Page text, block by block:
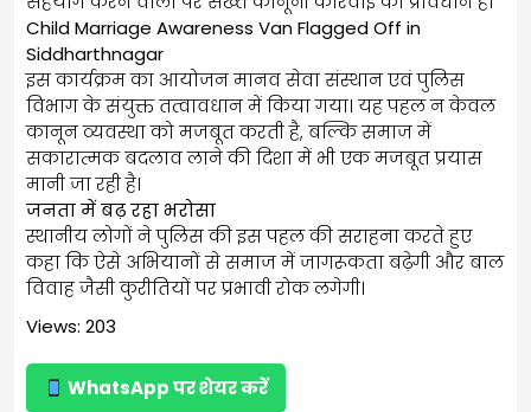
Child Marriage Awareness Van Flagged Off in
Siddharthnagar
इस कार्यक्रम का आयोजन मानव सेवा संस्थान एवं पुलिस
विभाग के संयुक्त तत्वावधान में किया गया। यह पहल न केवल
कानून व्यवस्था को मजबूत करती है, बल्कि समाज में
सकारात्मक बदलाव लाने की दिशा में भी एक मजबूत प्रयास
मानी जा रही है।
जनता में बढ़ रहा भरोसा
स्थानीय लोगों ने पुलिस की इस पहल की सराहना करते हुए
कहा कि ऐसे अभियानों से समाज में जागरूकता बढ़ेगी और बाल
विवाह जैसी कुरीतियों पर प्रभावी रोक लगेगी।
Views: 203
WhatsApp पर शेयर करें